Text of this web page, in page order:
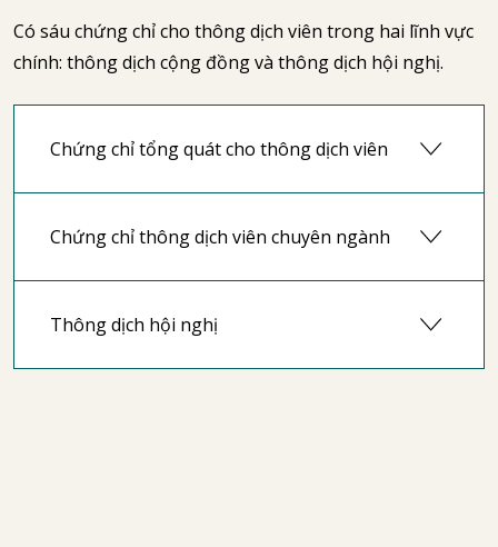
Có sáu chứng chỉ cho thông dịch viên trong hai lĩnh vực
chính: thông dịch cộng đồng và thông dịch hội nghị.
Chứng chỉ tổng quát cho thông dịch viên
Chứng chỉ thông dịch viên chuyên ngành
Thông dịch hội nghị